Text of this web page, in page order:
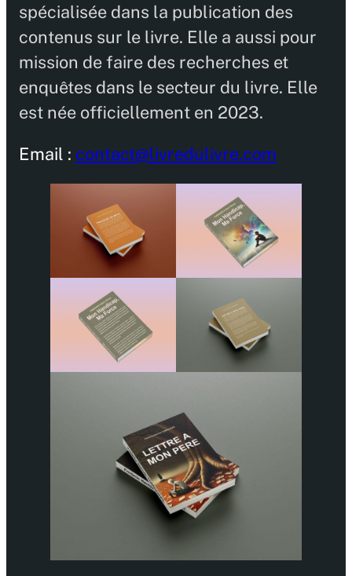
spécialisée dans la publication des
contenus sur le livre. Elle a aussi pour
mission de faire des recherches et
enquêtes dans le secteur du livre. Elle
est née officiellement en 2023.
Email : contact@livredulivre.com